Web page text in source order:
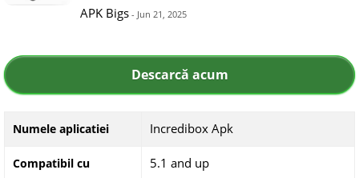
APK Bigs - Jun 21, 2025
Descarcă acum
Numele aplicatiei Incredibox Apk
Compatibil cu 5.1 and up